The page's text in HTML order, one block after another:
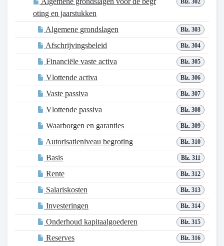
Blz. 302
oting en jaarstukken
Blz. 303
Algemene grondslagen
Blz. 304
Afschrijvingsbeleid
Blz. 305
Financiële vaste activa
Blz. 306
Vlottende activa
Blz. 307
Vaste passiva
Blz. 308
Vlottende passiva
Blz. 309
Waarborgen en garanties
Blz. 310
Autorisatieniveau begroting
Blz. 311
Basis
Blz. 312
Rente
Blz. 313
Salariskosten
Blz. 314
Investeringen
Blz. 315
Onderhoud kapitaalgoederen
Blz. 316
Reserves